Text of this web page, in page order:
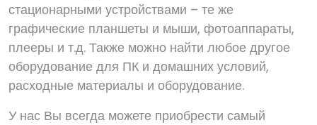
стационарными устройствами – те же
графические планшеты и мыши, фотоаппараты,
плееры и т.д. Также можно найти любое другое
оборудование для ПК и домашних условий,
расходные материалы и оборудование.
У нас Вы всегда можете приобрести самый